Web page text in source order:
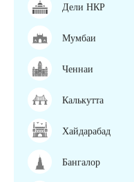
Дели НКР
Мумбаи
Ченнаи
Калькутта
Хайдарабад
Бангалор